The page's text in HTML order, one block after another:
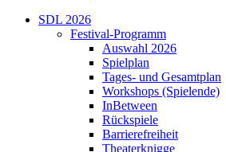
SDL 2026
Festival-Programm
Auswahl 2026
Spielplan
Tages- und Gesamtplan
Workshops (Spielende)
InBetween
Rückspiele
Barrierefreiheit
Theaterknigge